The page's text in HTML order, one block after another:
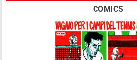
COMICS